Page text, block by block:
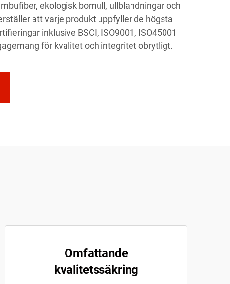
ekologisk bomull, ullblandningar och
att varje produkt uppfyller de högsta
inklusive BSCI, ISO9001, ISO45001
för kvalitet och integritet obrytligt.
Omfattande
kvalitetssäkring